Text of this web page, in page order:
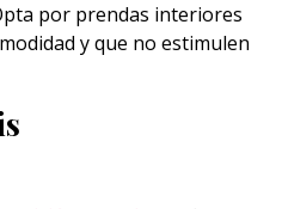
por prendas interiores
y que no estimulen